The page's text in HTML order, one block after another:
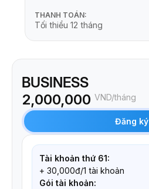
THANH TOÁN:
Tối thiểu 12 tháng
BUSINESS
2,000,000 VND/tháng
Đăng ký
Tài khoản thứ 61:
+ 30,000đ/1 tài khoản
Gói tài khoản: